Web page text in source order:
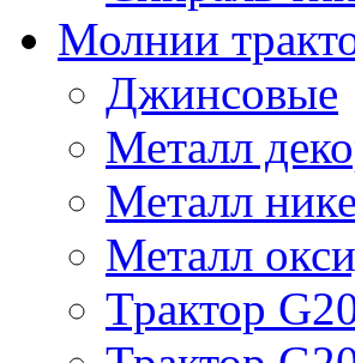
Молнии
Джинсовые
Металл
Металл
Металл
Трактор